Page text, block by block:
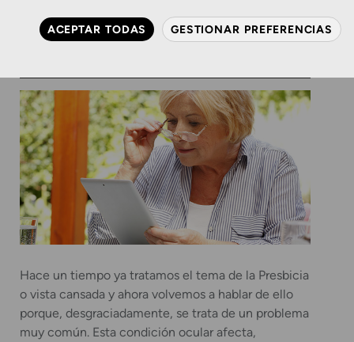
Dudas de un présbita.
17 DE NOVIEMBRE DE 2016
0 COMENTARIOS
Hace un tiempo ya tratamos el tema de la Presbicia
o vista cansada y ahora volvemos a hablar de ello
porque, desgraciadamente, se trata de un problema
muy común. Esta condición ocular afecta,
ACEPTAR TODAS GESTIONAR PREFERENCIAS